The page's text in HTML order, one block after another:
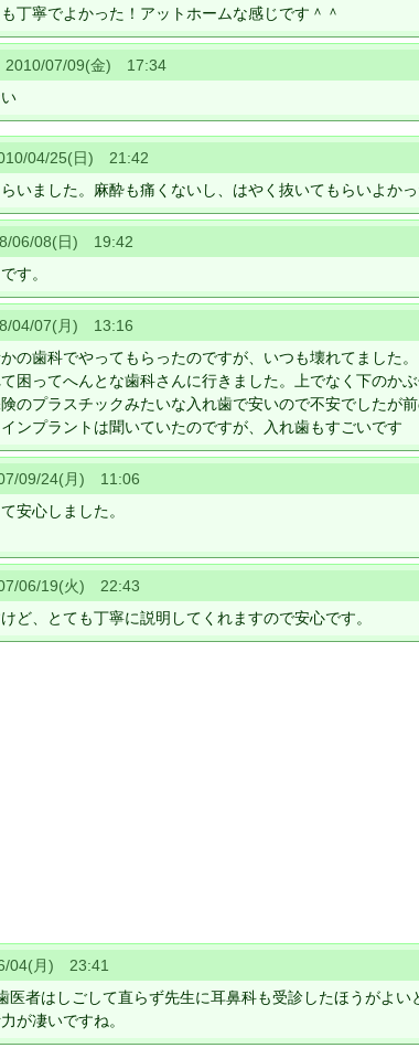
丁寧でよかった！アットホームな感じです＾＾
07/09(金) 17:34
04/25(日) 21:42
いました。麻酔も痛くないし、はやく抜いてもらいよかっ
06/08(日) 19:42
す。
04/07(月) 13:16
かの歯科でやってもらったのですが、いつも壊れてました
困ってへんとな歯科さんに行きました。上でなく下のか
のプラスチックみたいな入れ歯で安いので不安でしたが
ンプラントは聞いていたのですが、入れ歯もすごいです
09/24(月) 11:06
安心しました。
06/19(火) 22:43
ど、とても丁寧に説明してくれますので安心です。
月) 23:41
医者はしごして直らず先生に耳鼻科も受診したほうがよい
が凄いですね。